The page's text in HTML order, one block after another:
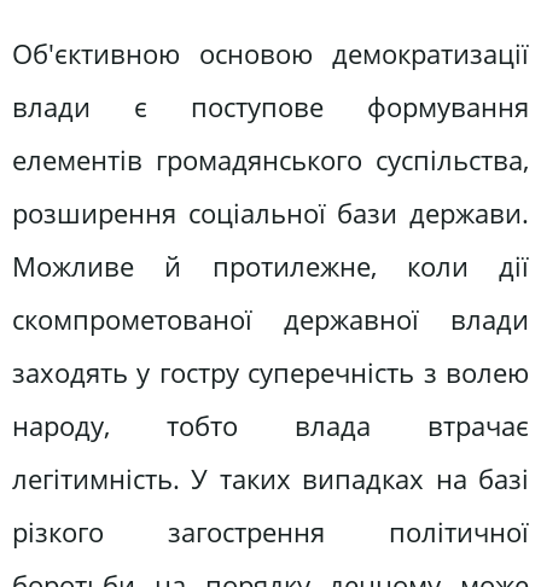
Об'єктивною основою демократизації
влади є поступове формування
елементів громадянського суспільства,
розширення соціальної бази держави.
Можливе й протилежне, коли дії
скомпрометованої державної влади
заходять у гостру суперечність з волею
народу, тобто влада втрачає
легітимність. У таких випадках на базі
різкого загострення політичної